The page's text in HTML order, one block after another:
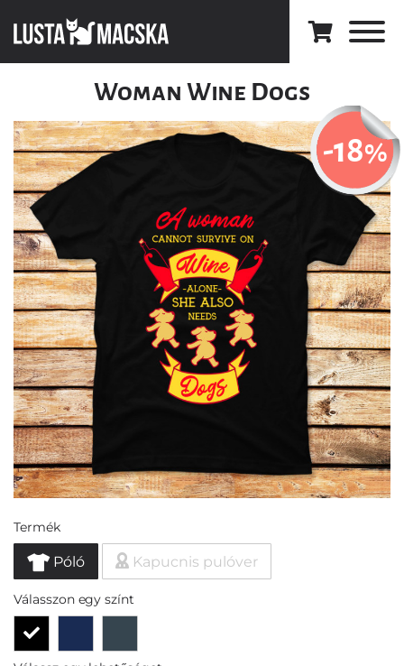
Woman Wine Dogs
-18%
Termék
Póló Kapucnis pulóver
Válasszon egy színt